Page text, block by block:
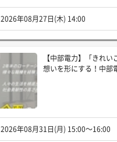
2026年08月27日(木) 14:00
【中部電力】「きれい
想いを形にする！中部
2026年08月31日(月) 15:00〜16:00